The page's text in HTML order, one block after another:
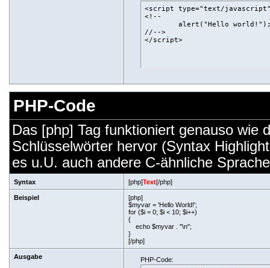
<script type="text/
<!--
//-->
</script>
PHP-Code
Das [php] Tag funktioniert genauso wie
Schlüsselwörter hervor (Syntax
es u.U. auch andere C-ähnliche
Syntax [php]Text[/php]
Beispiel
[php]
$myvar = 'Hello World!';
for ($i = 0; $i < 10; $i++)
{
echo $myvar . "\n";
}
[/php]
Ausgabe PHP-Code: